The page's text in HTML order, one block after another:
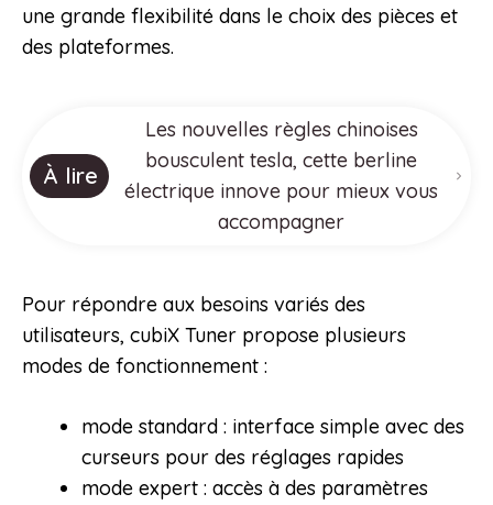
une grande flexibilité dans le choix des pièces et
des plateformes.
À lire
Les nouvelles règles chinoises
bousculent tesla, cette berline
électrique innove pour mieux vous
accompagner
Pour répondre aux besoins variés des
utilisateurs, cubiX Tuner propose plusieurs
modes de fonctionnement :
mode standard : interface simple avec des
curseurs pour des réglages rapides
mode expert : accès à des paramètres